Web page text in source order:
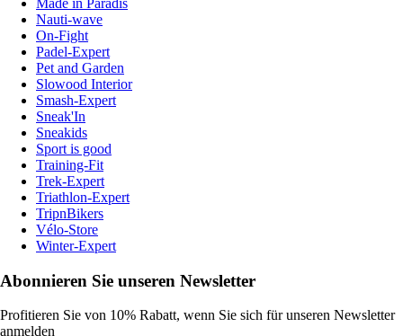
Made in Paradis
Nauti-wave
On-Fight
Padel-Expert
Pet and Garden
Slowood Interior
Smash-Expert
Sneak'In
Sneakids
Sport is good
Training-Fit
Trek-Expert
Triathlon-Expert
TripnBikers
Vélo-Store
Winter-Expert
Abonnieren Sie unseren Newsletter
Profitieren Sie von 10% Rabatt, wenn Sie sich für unseren Newsletter
anmelden